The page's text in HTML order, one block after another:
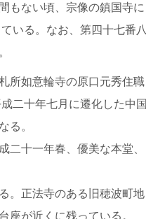
もない頃、宗像の鎮国寺に
いる。なお、第四十七番八
所如意輪寺の原口元秀住職
二十年七月に遷化した中国
る。
二十一年春、優美な本堂、
。正法寺のある旧穂波町地
座が近くに残っている。